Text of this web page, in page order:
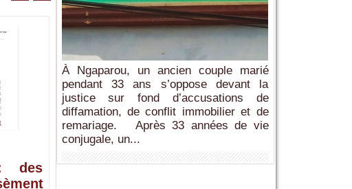
des
À Ngaparou, un ancien couple marié
pendant 33 ans s’oppose devant la
justice sur fond d’accusations de
diffamation, de conflit immobilier et de
remariage. Après 33 années de vie
conjugale, un...